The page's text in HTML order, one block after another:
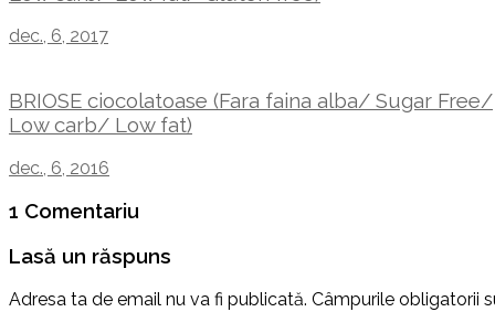
dec., 6, 2017
BRIOSE ciocolatoase (Fara faina alba/ Sugar Free/
Low carb/ Low fat)
dec., 6, 2016
1 Comentariu
Lasă un răspuns
Adresa ta de email nu va fi publicată. Câmpurile obligatorii